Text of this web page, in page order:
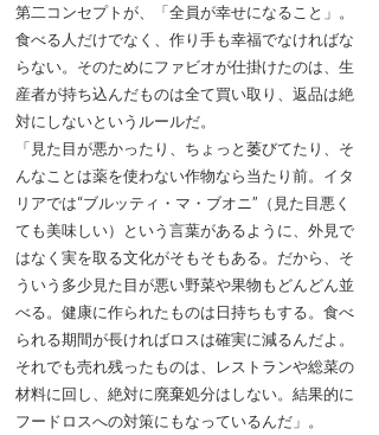
第二コンセプトが、「全員が幸せになること」。
食べる人だけでなく、作り手も幸福でなければな
らない。そのためにファビオが仕掛けたのは、生
産者が持ち込んだものは全て買い取り、返品は絶
対にしないというルールだ。
「見た目が悪かったり、ちょっと萎びてたり、そ
んなことは薬を使わない作物なら当たり前。イタ
リアでは“ブルッティ・マ・ブオニ”（見た目悪く
ても美味しい）という言葉があるように、外見で
はなく実を取る文化がそもそもある。だから、そ
ういう多少見た目が悪い野菜や果物もどんどん並
べる。健康に作られたものは日持ちもする。食べ
られる期間が長ければロスは確実に減るんだよ。
それでも売れ残ったものは、レストランや総菜の
材料に回し、絶対に廃棄処分はしない。結果的に
フードロスへの対策にもなっているんだ」。